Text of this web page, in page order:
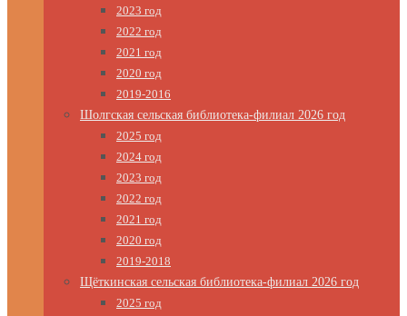
2023 год
2022 год
2021 год
2020 год
2019-2016
Шолгская сельская библиотека-филиал 2026 год
2025 год
2024 год
2023 год
2022 год
2021 год
2020 год
2019-2018
Щёткинская сельская библиотека-филиал 2026 год
2025 год